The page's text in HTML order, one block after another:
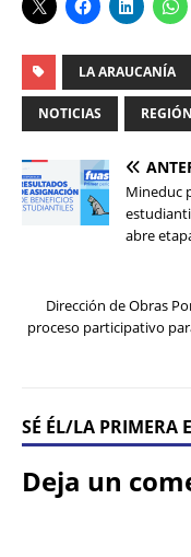
LA ARAUCANÍA
NOTICIAS REGIÓN
Mineduc
abre
Dirección de Obras
proceso participativo
SÉ ÉL/LA PRIMERA
Deja un